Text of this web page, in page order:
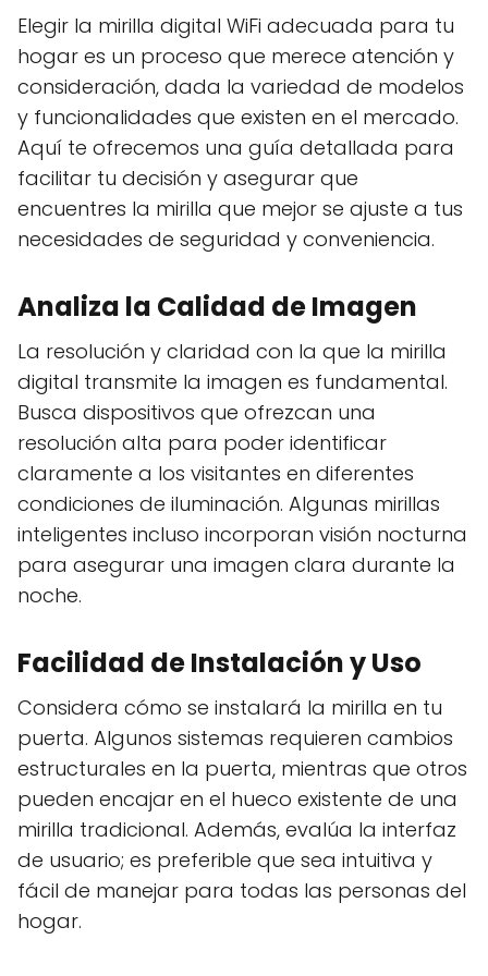
Elegir la mirilla digital WiFi adecuada para tu
hogar es un proceso que merece atención y
consideración, dada la variedad de modelos
y funcionalidades que existen en el mercado.
Aquí te ofrecemos una guía detallada para
facilitar tu decisión y asegurar que
encuentres la mirilla que mejor se ajuste a tus
necesidades de seguridad y conveniencia.
Analiza la Calidad de Imagen
La resolución y claridad con la que la mirilla
digital transmite la imagen es fundamental.
Busca dispositivos que ofrezcan una
resolución alta para poder identificar
claramente a los visitantes en diferentes
condiciones de iluminación. Algunas mirillas
inteligentes incluso incorporan visión nocturna
para asegurar una imagen clara durante la
noche.
Facilidad de Instalación y Uso
Considera cómo se instalará la mirilla en tu
puerta. Algunos sistemas requieren cambios
estructurales en la puerta, mientras que otros
pueden encajar en el hueco existente de una
mirilla tradicional. Además, evalúa la interfaz
de usuario; es preferible que sea intuitiva y
fácil de manejar para todas las personas del
hogar.